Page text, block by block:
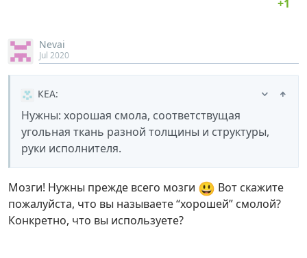
Nevai
Jul 2020
КЕА:
Нужны: хорошая смола, соответствущая
угольная ткань разной толщины и структуры,
руки исполнителя.
Мозги! Нужны прежде всего мозги 😃 Вот скажите
пожалуйста, что вы называете “хорошей” смолой?
Конкретно, что вы используете?